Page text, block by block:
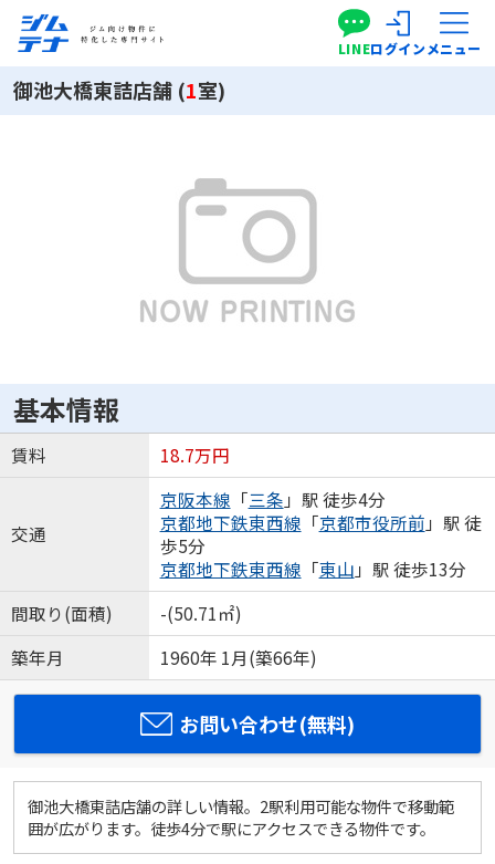
LINEログインメニュー
御池大橋東詰店舗 (1室)
基本情報
賃料 18.7万円
交通
京阪本線 「三条 」駅 徒歩4分
京都地下鉄東西線 「京都市役所前 」駅 徒
歩5分
京都地下鉄東西線 「東山 」駅 徒歩13分
間取り(面積)
-(50.71㎡)
築年月
1960年 1月(築66年)
お問い合わせ(無料)
御池大橋東詰店舗の詳しい情報。2駅利用可能な物件で移動範
囲が広がります。徒歩4分で駅にアクセスできる物件です。